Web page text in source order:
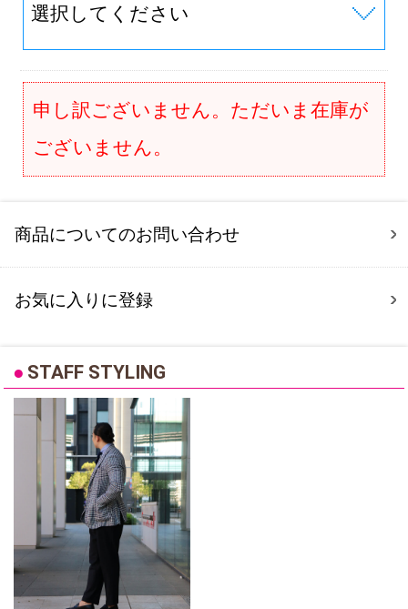
申し訳ございません。ただいま在庫が
ございません。
商品についてのお問い合わせ
お気に入りに登録
● STAFF STYLING